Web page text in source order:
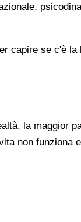
capire se c'è la
la maggior
non funziona